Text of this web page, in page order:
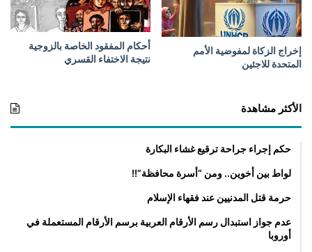
د
ا
ء
ا
ت
د
ع
إخراج الزكاة لمفوضية الأمم
المتحدة للاجئين
أحكام المفقود الخاصة بالزوجية
نتيجة الاختفاء القسري
الأكثر مشاهدة
حكم إجراء جراحة ترقيع غشاء البكارة
لواط بين أخوين.. ومن “أسرة محافظة”!!
حرمة قتل المدنيين عند فقهاء الإسلام
عدم جواز استبدال رسم الأرقام العربية برسم الأرقام المستعملة في
أوروبا